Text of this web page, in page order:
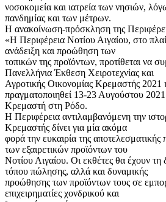
νοσοκομεία και ιατρεία των νησιών,
πανδημίας και των μέτρων.
Η ανακοίνωση-πρόσκληση της
«Η Περιφέρεια Νοτίου Αιγαίου, στο
ανάδειξη και προώθηση των
τοπικών της προϊόντων, προτίθεται να
Πανελλήνια Έκθεση Χειροτεχνίας και
Αγροτικής Οικονομίας Κρεμαστής 2021
πραγματοποιηθεί 13-23 Αυγούστου
Κρεμαστή στη Ρόδο.
Η Περιφέρεια αντιλαμβανόμενη την
Κρεμαστής δίνει για μία ακόμα
φορά την ευκαιρία της
των εξαιρετικών προϊόντων του
Νοτίου Αιγαίου. Οι εκθέτες θα έχουν τη
τόπου πώλησης, αλλά και δυναμικής
προώθησης των προϊόντων τους σε
επιχειρηματίες χονδρικού και